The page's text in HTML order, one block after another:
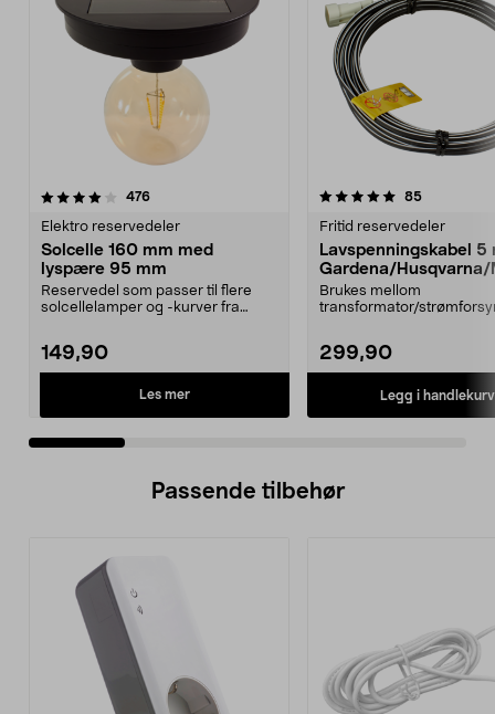
476anmeldelser
Elektro reservedeler
Solcelle 160 mm med
lyspære 95 mm
Reservedel som passer til flere
solcellelamper og -kurver fra
149,90
Les mer
5.0 av 5 stjerner 85
Fritid reservedeler
Lavspenningskabel 5
Gardena/Husqvarna/
ch/Flymo
Brukes mellom
transformator/
299,90
Legg i handlekurv
4.5 av 5 stjerner
Passende tilbehør